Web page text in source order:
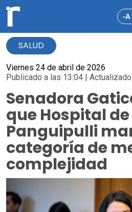
-A
SALUD
Viernes 24 de abril de 2026
Publicado a las 13:04 |
Senadora
que Hospital de
Panguipulli
categoría de
complejidad